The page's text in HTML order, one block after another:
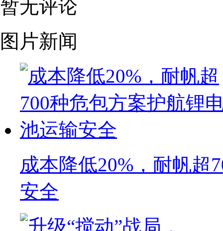
暂无评论
图片新闻
成本降低20%，耐帆超
安全